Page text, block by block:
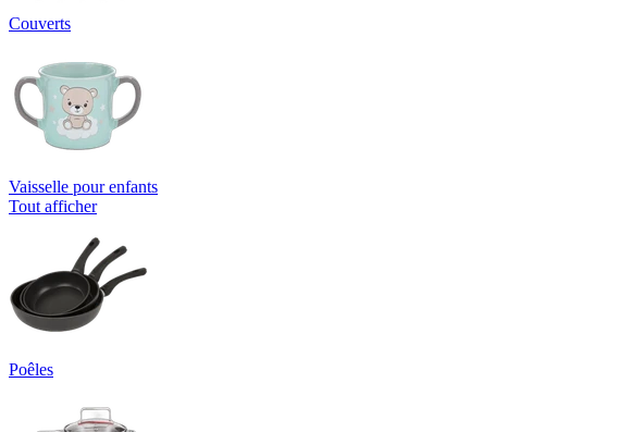
Couverts
Vaisselle pour enfants
Tout afficher
Poêles